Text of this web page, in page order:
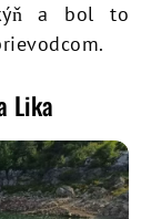
a bol to
Lika